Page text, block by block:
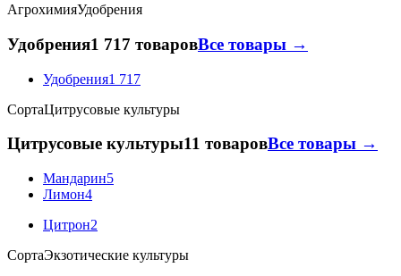
АгрохимияУдобрения
Удобрения1 717 товаровВсе товары →
Удобрения1 717
СортаЦитрусовые культуры
Цитрусовые культуры11 товаровВсе товары →
Мандарин5
Лимон4
Цитрон2
СортаЭкзотические культуры